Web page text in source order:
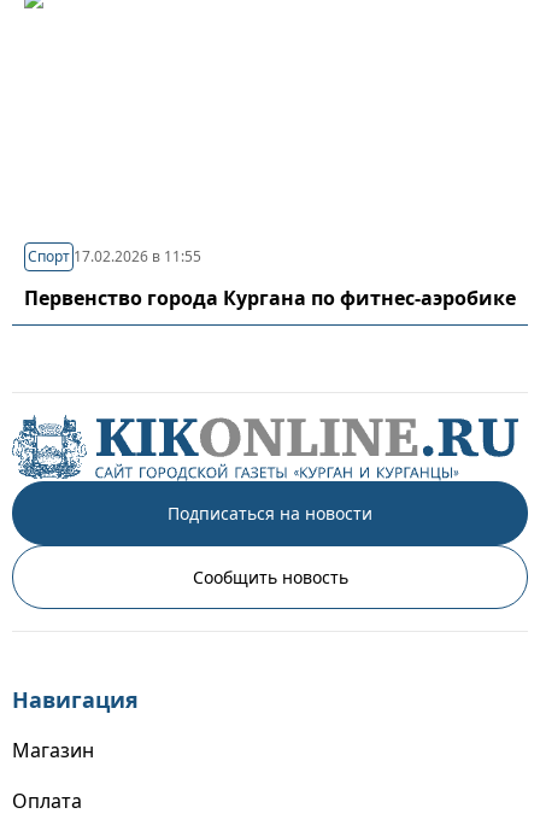
Спорт 17.02.2026 в 11:55
Первенство города Кургана по фитнес-аэробике
Подписаться на новости
Сообщить новость
Навигация
Магазин
Оплата